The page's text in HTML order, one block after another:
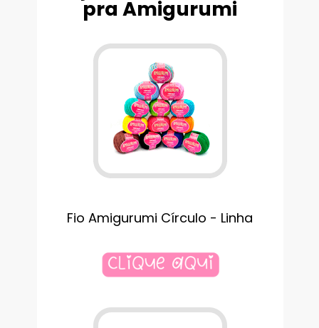
pra Amigurumi
Fio Amigurumi Círculo - Linha